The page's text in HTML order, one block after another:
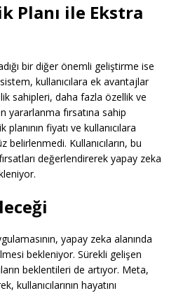
Planı ile Ekstra
bir diğer önemli geliştirme ise
kullanıcılara ek avantajlar
sahipleri, daha fazla özellik ve
yararlanma fırsatına sahip
fiyatı ve kullanıcılara
belirlenmedi. Kullanıcıların, bu
değerlendirerek yapay zeka
yapay zeka alanında
bekleniyor. Sürekli gelişen
beklentileri de artıyor. Meta,
kullanıcılarının hayatını